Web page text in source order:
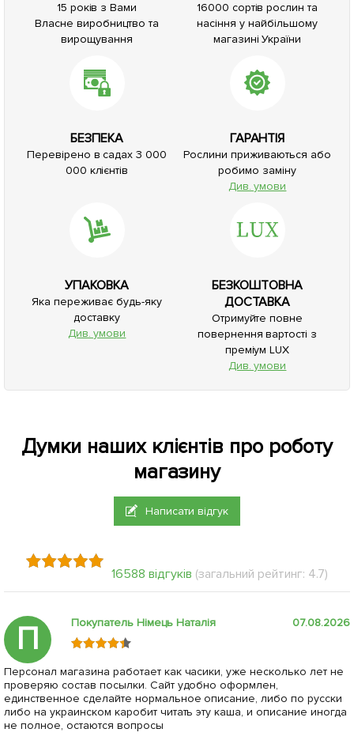
15 років з Вами
Власне виробництво та
вирощування
16000 сортів рослин та
насіння у найбільшому
магазині України
БЕЗПЕКА
Перевірено в садах 3 000
000 клієнтів
ГАРАНТІЯ
Рослини приживаються або
робимо заміну
Див. умови
УПАКОВКА
Яка переживає будь-яку
доставку
Див. умови
БЕЗКОШТОВНА
ДОСТАВКА
Отримуйте повне
повернення вартості з
преміум LUX
Див. умови
Думки наших клієнтів про роботу
магазину
Написати відгук
16588 відгуків (загальний рейтинг: 4.7)
П Покупатель Німець Наталія 07.08.2026
Персонал магазина работает как часики, уже несколько лет не
проверяю состав посылки. Сайт удобно оформлен,
единственное сделайте нормальное описание, либо по русски
либо на украинском каробит читать эту каша, и описание иногда
не полное, остаются вопросы